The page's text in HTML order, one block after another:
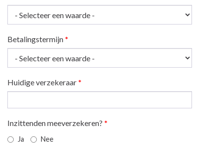
Betalingstermijn *
Huidige verzekeraar *
Inzittenden meeverzekeren? *
Ja Nee